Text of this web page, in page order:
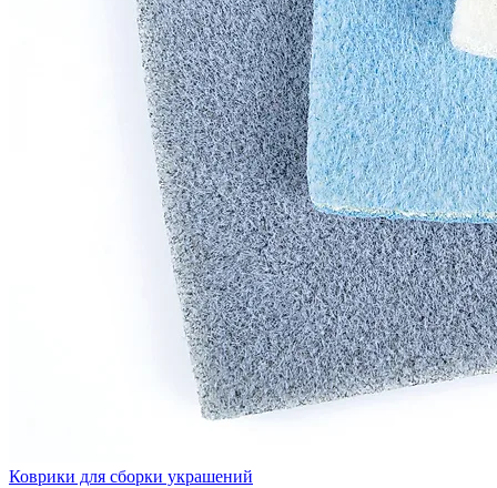
Коврики для сборки украшений